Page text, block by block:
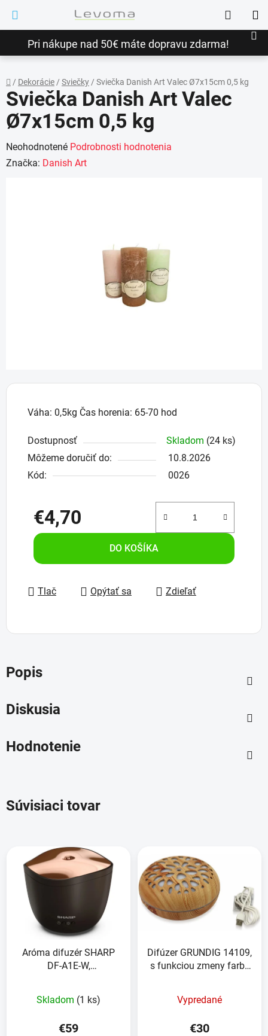
obsah
Pri nákupe nad 50€ máte dopravu zdarma!
Hľadať
Domov
/ Dekorácie/ Sviečky/ Sviečka Danish Art Valec Ø7x15cm 0,5 kg
Váha: 0,5kg Čas horenia: 65-70 hod
Dostupnosť Skladom (24 ks)
Môžeme doručiť do:
10.8.2026
Kód:
0026
€4,70
Jednotková cena:
DO KOŠÍKA
Tlač Opýtať sa Zdieľať
Sviečka Danish Art Valec
Ø7x15cm 0,5 kg
Priemerné
hodnotenie
Neohodnotené Podrobnosti hodnotenia
Značka: Danish Art
Popis
Diskusia
Hodnotenie
Súvisiaci tovar
Aróma difuzér SHARP
DF-A1E-W,
hodnotenie
produktu
Skladom (1 ks)
€59
Difúzer GRUNDIG 14109,
s funkciou zmeny farby
Vypredané
€30